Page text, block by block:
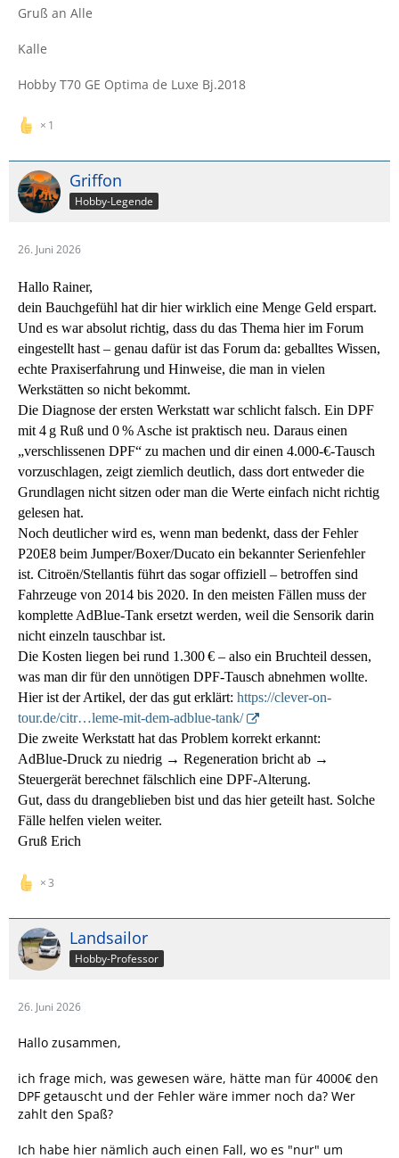
Gruß an Alle
Kalle
Hobby T70 GE Optima de Luxe Bj.2018
1
Griffon
Hobby-Legende
26. Juni 2026
Hallo Rainer,
dein Bauchgefühl hat dir hier wirklich eine Menge Geld erspart.
Und es war absolut richtig, dass du das Thema hier im Forum
eingestellt hast – genau dafür ist das Forum da: geballtes Wissen,
echte Praxiserfahrung und Hinweise, die man in vielen
Werkstätten so nicht bekommt.
Die Diagnose der ersten Werkstatt war schlicht falsch. Ein DPF
mit 4 g Ruß und 0 % Asche ist praktisch neu. Daraus einen
„verschlissenen DPF“ zu machen und dir einen 4.000‑€‑Tausch
vorzuschlagen, zeigt ziemlich deutlich, dass dort entweder die
Grundlagen nicht sitzen oder man die Werte einfach nicht richtig
gelesen hat.
Noch deutlicher wird es, wenn man bedenkt, dass der Fehler
P20E8 beim Jumper/Boxer/Ducato ein bekannter Serienfehler
ist. Citroën/Stellantis führt das sogar offiziell – betroffen sind
Fahrzeuge von 2014 bis 2020. In den meisten Fällen muss der
komplette AdBlue‑Tank ersetzt werden, weil die Sensorik darin
nicht einzeln tauschbar ist.
Die Kosten liegen bei rund 1.300 € – also ein Bruchteil dessen,
was man dir für den unnötigen DPF‑Tausch abnehmen wollte.
Hier ist der Artikel, der das gut erklärt: https://clever-on-
tour.de/citr…leme-mit-dem-adblue-tank/
Die zweite Werkstatt hat das Problem korrekt erkannt:
AdBlue‑Druck zu niedrig → Regeneration bricht ab →
Steuergerät berechnet fälschlich eine DPF‑Alterung.
Gut, dass du drangeblieben bist und das hier geteilt hast. Solche
Fälle helfen vielen weiter.
Gruß Erich
3
Landsailor
Hobby-Professor
26. Juni 2026
Hallo zusammen,
ich frage mich, was gewesen wäre, hätte man für 4000€ den
DPF getauscht und der Fehler wäre immer noch da? Wer
zahlt den Spaß?
Ich habe hier nämlich auch einen Fall, wo es "nur" um